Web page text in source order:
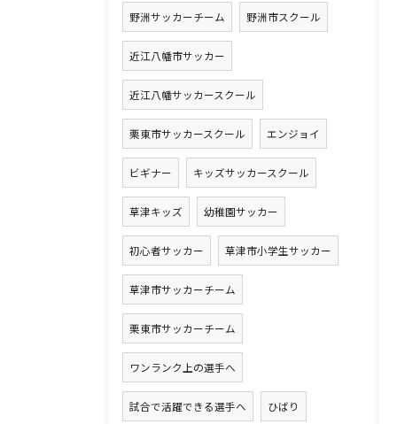
野洲サッカーチーム 野洲市スクール
近江八幡市サッカー
近江八幡サッカースクール
栗東市サッカースクール エンジョイ
ビギナー キッズサッカースクール
草津キッズ 幼稚園サッカー
初心者サッカー 草津市小学生サッカー
草津市サッカーチーム
栗東市サッカーチーム
ワンランク上の選手へ
試合で活躍できる選手へ ひばり